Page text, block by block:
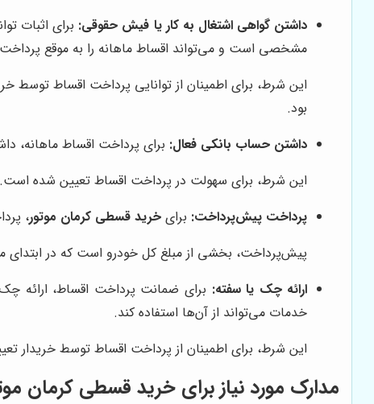
داشتن گواهی اشتغال به کار یا فیش حقوقی: برای اثبات
مشخصی است و می‌تواند اقساط ماهانه را به موقع
این شرط، برای اطمینان از توانایی پرداخت اقساط توسط
بود.
داشتن حساب بانکی فعال: برای پرداخت اقساط ماهانه،
این شرط، برای سهولت در پرداخت اقساط تعیین شده است.
پرداخت پیش‌پرداخت: برای خرید قسطی کرمان موتور،
پیش‌پرداخت، بخشی از مبلغ کل خودرو است که در ابتدای معامله پرداخت
ارائه چک یا سفته: برای ضمانت پرداخت اقساط، ارائه
خدمات می‌تواند از آن‌ها استفاده کند.
این شرط، برای اطمینان از پرداخت اقساط توسط خریدار
مدارک مورد نیاز برای خرید قسطی کرمان